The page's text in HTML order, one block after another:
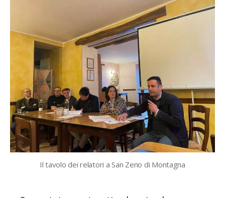
Il tavolo dei relatori a San Zeno di Montagna